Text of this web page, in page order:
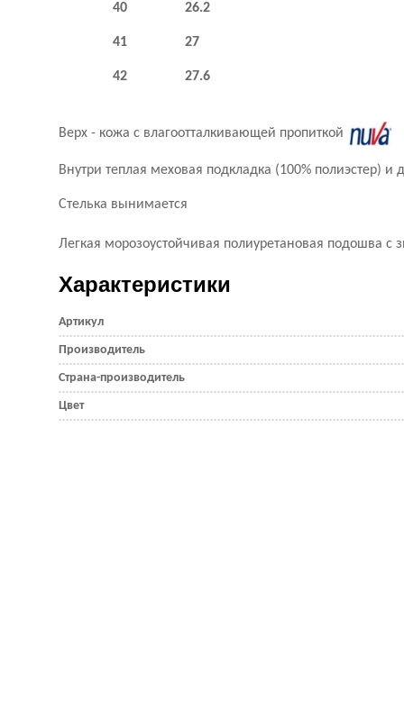
40 26.2
41 27
42 27.6
Верх - кожа с влагоотталкивающей пропиткой
Внутри теплая меховая подкладка (100% полиэстер)
Стелька вынимается
Легкая морозоустойчивая полиуретановая подошва с
Характеристики
Артикул
Производитель
Страна-производитель
Цвет